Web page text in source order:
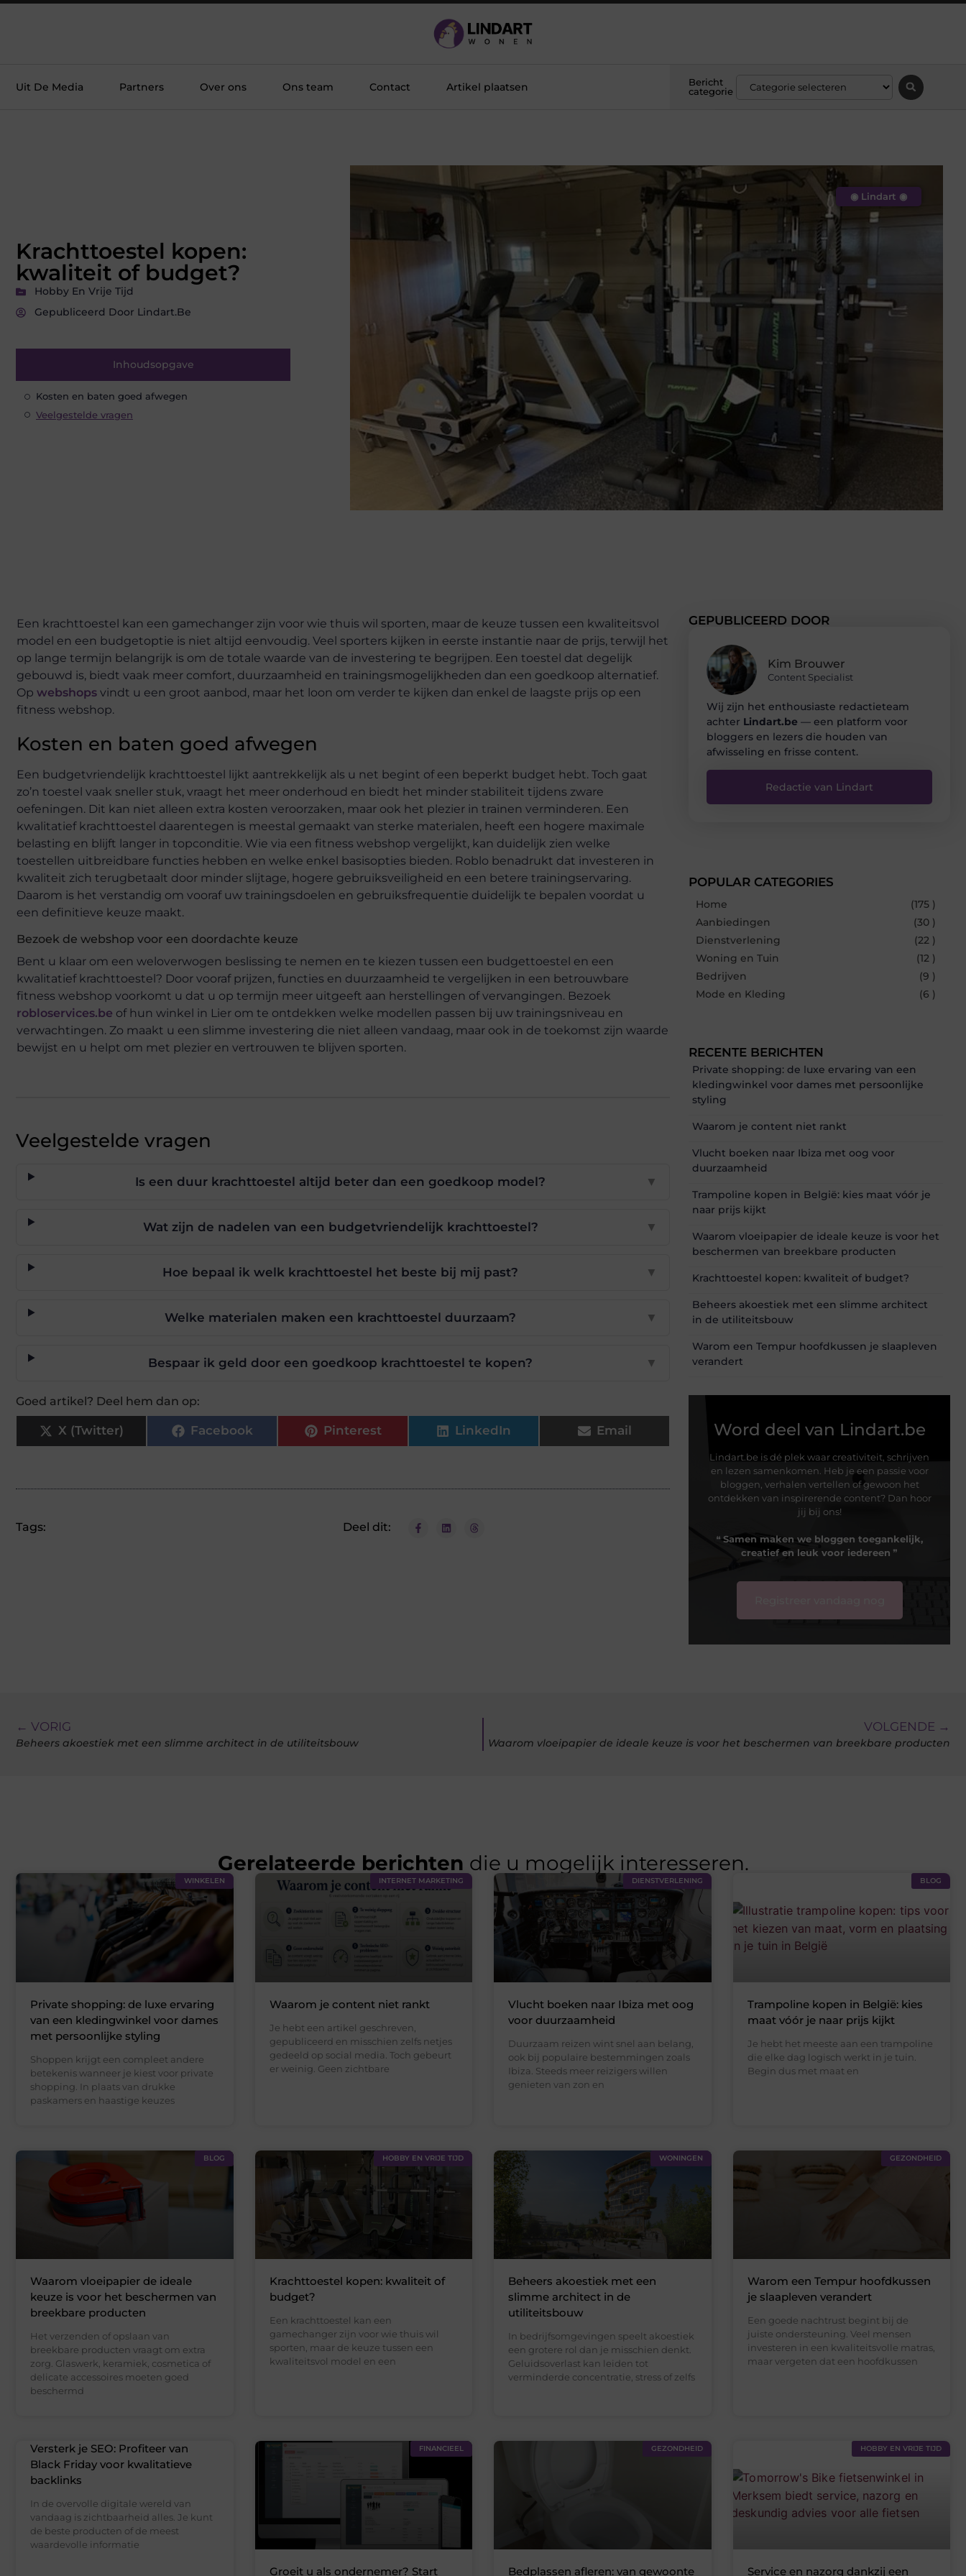
Uit De Media Partners Over ons Ons team Contact Artikel plaatsen
Bericht
categorie
Krachttoestel kopen:
kwaliteit of budget?
Hobby En Vrije Tijd
Gepubliceerd Door Lindart.be
Inhoudsopgave
Kosten en baten goed afwegen
Veelgestelde vragen
◉ Lindart ◉
Een krachttoestel kan een gamechanger zijn voor wie thuis wil sporten, maar de keuze tussen een kwaliteitsvol
model en een budgetoptie is niet altijd eenvoudig. Veel sporters kijken in eerste instantie naar de prijs, terwijl het
op lange termijn belangrijk is om de totale waarde van de investering te begrijpen. Een toestel dat degelijk
gebouwd is, biedt vaak meer comfort, duurzaamheid en trainingsmogelijkheden dan een goedkoop alternatief.
Op webshops vindt u een groot aanbod, maar het loon om verder te kijken dan enkel de laagste prijs op een
fitness webshop.
Kosten en baten goed afwegen
Een budgetvriendelijk krachttoestel lijkt aantrekkelijk als u net begint of een beperkt budget hebt. Toch gaat
zo’n toestel vaak sneller stuk, vraagt het meer onderhoud en biedt het minder stabiliteit tijdens zware
oefeningen. Dit kan niet alleen extra kosten veroorzaken, maar ook het plezier in trainen verminderen. Een
kwalitatief krachttoestel daarentegen is meestal gemaakt van sterke materialen, heeft een hogere maximale
belasting en blijft langer in topconditie. Wie via een fitness webshop vergelijkt, kan duidelijk zien welke
toestellen uitbreidbare functies hebben en welke enkel basisopties bieden. Roblo benadrukt dat investeren in
kwaliteit zich terugbetaalt door minder slijtage, hogere gebruiksveiligheid en een betere trainingservaring.
Daarom is het verstandig om vooraf uw trainingsdoelen en gebruiksfrequentie duidelijk te bepalen voordat u
een definitieve keuze maakt.
Bezoek de webshop voor een doordachte keuze
Bent u klaar om een weloverwogen beslissing te nemen en te kiezen tussen een budgettoestel en een
kwalitatief krachttoestel? Door vooraf prijzen, functies en duurzaamheid te vergelijken in een betrouwbare
fitness webshop voorkomt u dat u op termijn meer uitgeeft aan herstellingen of vervangingen. Bezoek
robloservices.be of hun winkel in Lier om te ontdekken welke modellen passen bij uw trainingsniveau en
verwachtingen. Zo maakt u een slimme investering die niet alleen vandaag, maar ook in de toekomst zijn waarde
bewijst en u helpt om met plezier en vertrouwen te blijven sporten.
Veelgestelde vragen
Is een duur krachttoestel altijd beter dan een goedkoop model? ▼
Wat zijn de nadelen van een budgetvriendelijk krachttoestel? ▼
Hoe bepaal ik welk krachttoestel het beste bij mij past? ▼
Welke materialen maken een krachttoestel duurzaam? ▼
Bespaar ik geld door een goedkoop krachttoestel te kopen? ▼
Goed artikel? Deel hem dan op:
X (Twitter) Facebook Pinterest LinkedIn Email
Tags: Deel dit:
GEPUBLICEERD DOOR
Kim Brouwer
Content Specialist
Wij zijn het enthousiaste redactieteam
achter Lindart.be — een platform voor
bloggers en lezers die houden van
afwisseling en frisse content.
Redactie van Lindart
POPULAR CATEGORIES
Home
(175 )
Aanbiedingen
(30 )
Dienstverlening
(22 )
Woning en Tuin
(12 )
Bedrijven
(9 )
Mode en Kleding
(6 )
RECENTE BERICHTEN
Private shopping: de luxe ervaring van een
kledingwinkel voor dames met persoonlijke
styling
Waarom je content niet rankt
Vlucht boeken naar Ibiza met oog voor
duurzaamheid
Trampoline kopen in België: kies maat vóór je
naar prijs kijkt
Waarom vloeipapier de ideale keuze is voor het
beschermen van breekbare producten
Krachttoestel kopen: kwaliteit of budget?
Beheers akoestiek met een slimme architect
in de utiliteitsbouw
Warom een Tempur hoofdkussen je slaapleven
verandert
Word deel van Lindart.be
Lindart.be is dé plek waar creativiteit, schrijven
en lezen samenkomen. Heb je een passie voor
bloggen, verhalen vertellen of gewoon het
ontdekken van inspirerende content? Dan hoor
jij bij ons!
❝ Samen maken we bloggen toegankelijk,
creatief en leuk voor iedereen ❞
← VORIG
Beheers akoestiek met een slimme architect in de utiliteitsbouw
VOLGENDE →
Waarom vloeipapier de ideale keuze is voor het beschermen van breekbare producten
Gerelateerde berichten die u mogelijk interesseren.
WINKELEN
Private shopping: de luxe ervaring
van een kledingwinkel voor dames
met persoonlijke styling
Shoppen krijgt een compleet andere
betekenis wanneer je kiest voor private
shopping. In plaats van drukke
paskamers en haastige keuzes
INTERNET MARKETING
Waarom je content niet rankt
Je hebt een artikel geschreven,
gepubliceerd en misschien zelfs netjes
gedeeld op social media. Toch gebeurt
er weinig. Geen zichtbare
DIENSTVERLENING
Vlucht boeken naar Ibiza met oog
voor duurzaamheid
Duurzaam reizen wint snel aan belang,
ook bij populaire bestemmingen zoals
Ibiza. Steeds meer reizigers willen
genieten van zon en
BLOG
Trampoline kopen in België: kies
maat vóór je naar prijs kijkt
Je hebt het meeste aan een trampoline
die elke dag logisch werkt in je tuin.
Begin dus met maat en
BLOG
Waarom vloeipapier de ideale
keuze is voor het beschermen van
breekbare producten
Het verzenden of opslaan van
breekbare producten vraagt om extra
zorg. Glaswerk, keramiek, cosmetica of
delicate accessoires moeten goed
beschermd
HOBBY EN VRIJE TIJD
Krachttoestel kopen: kwaliteit of
budget?
Een krachttoestel kan een
gamechanger zijn voor wie thuis wil
sporten, maar de keuze tussen een
kwaliteitsvol model en een
WONINGEN
Beheers akoestiek met een
slimme architect in de
utiliteitsbouw
In bedrijfsomgevingen speelt akoestiek
een grotere rol dan je misschien denkt.
Geluidsoverlast kan leiden tot
verminderde concentratie, stress of zelfs
GEZONDHEID
Warom een Tempur hoofdkussen
je slaapleven verandert
Een goede nachtrust begint bij de
juiste ondersteuning. Veel mensen
investeren in een kwaliteitsvolle matras,
maar vergeten dat een hoofdkussen
Versterk je SEO: Profiteer van
Black Friday voor kwalitatieve
backlinks
In de overvolle digitale wereld van
vandaag is zichtbaarheid alles. Je kunt
de beste producten of de meest
waardevolle informatie
FINANCIEEL
Groeit u als ondernemer? Start
GEZONDHEID
Bedplassen afleren: van gewoonte
HOBBY EN VRIJE TIJD
Service en nazorg dankzij een